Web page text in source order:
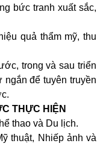
bức tranh xuất sắc,
quả thẩm mỹ, thu
trong và sau triển
ngắn để tuyên truyền
THỰC HIỆN
thao và Du lịch.
thuật, Nhiếp ảnh và